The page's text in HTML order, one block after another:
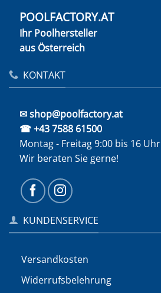
POOLFACTORY.AT
Ihr Poolhersteller
aus Österreich
KONTAKT
✉ shop@poolfactory.at
☎ +43 7588 61500
Montag - Freitag 9:00 bis 16 Uhr
Wir beraten Sie gerne!
KUNDENSERVICE
Versandkosten
Widerrufs­belehrung